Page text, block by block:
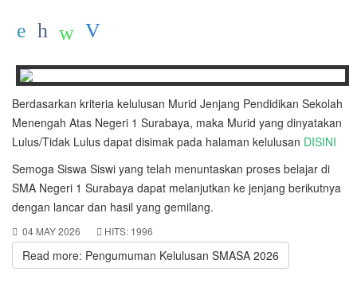
Berdasarkan kriteria kelulusan Murid Jenjang Pendidikan Sekolah
Menengah Atas Negeri 1 Surabaya, maka Murid yang dinyatakan
Lulus/Tidak Lulus dapat disimak pada halaman kelulusan DISINI
Semoga Siswa Siswi yang telah menuntaskan proses belajar di
SMA Negeri 1 Surabaya dapat melanjutkan ke jenjang berikutnya
dengan lancar dan hasil yang gemilang.
04 MAY 2026 HITS: 1996
Read more: Pengumuman Kelulusan SMASA 2026